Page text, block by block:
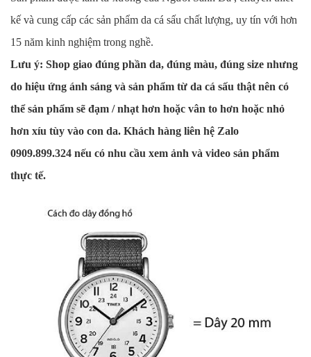
kế và cung cấp các sản phẩm da cá sấu chất lượng, uy tín với hơn
15 năm kinh nghiệm trong nghề.
Lưu ý: Shop giao đúng phần da, đúng màu, đúng size nhưng
do hiệu ứng ánh sáng và sản phẩm từ da cá sấu thật nên có
thể sản phẩm sẽ đạm / nhạt hơn hoặc vân to hơn hoặc nhỏ
hơn xíu tùy vào con da. Khách hàng liên hệ Zalo
0909.899.324 nếu có nhu cầu xem ảnh và video sản phẩm
thực tế.